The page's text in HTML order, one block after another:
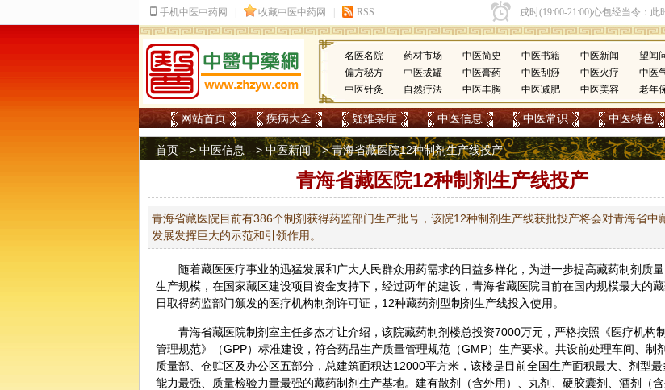
名医名院 药材市场 中医简史 中医书籍 中医新闻 望闻
偏方秘方
中医拔罐 中医膏药 中医刮痧 中医火疗 中医
中医针灸
自然疗法 中医丰胸 中医减肥 中医美容 老年
网站首页 疾病大全 疑难杂症 中医信息 中医常识 中医特色
首页 -->中医信息 -->中医新闻--> 青海省藏医院12种制剂生产线投产
青海省藏医院12种制剂生产线投产
青海省藏医院目前有386个制剂获得药监部门生产批号，该院12种制剂生产线获批投产将会对青海省中
发展发挥巨大的示范和引领作用。
随着藏医医疗事业的迅猛发展和广大人民群众用药需求的日益多样化，为进一步提高藏药制剂质
生产规模，在国家藏区建设项目资金支持下，经过两年的建设，青海省藏医院目前在国内规模最大的
日取得药监部门颁发的医疗机构制剂许可证，12种藏药剂型制剂生产线投入使用。
青海省藏医院制剂室主任多杰才让介绍，该院藏药制剂楼总投资7000万元，严格按照《医疗机构
管理规范》（GPP）标准建设，符合药品生产质量管理规范（GMP）生产要求。共设前处理车间、制
质量部、仓贮区及办公区五部分，总建筑面积达12000平方米，该楼是目前全国生产面积最大、剂型
能力最强、质量检验力量最强的藏药制剂生产基地。建有散剂（含外用）、丸剂、硬胶囊剂、酒剂（